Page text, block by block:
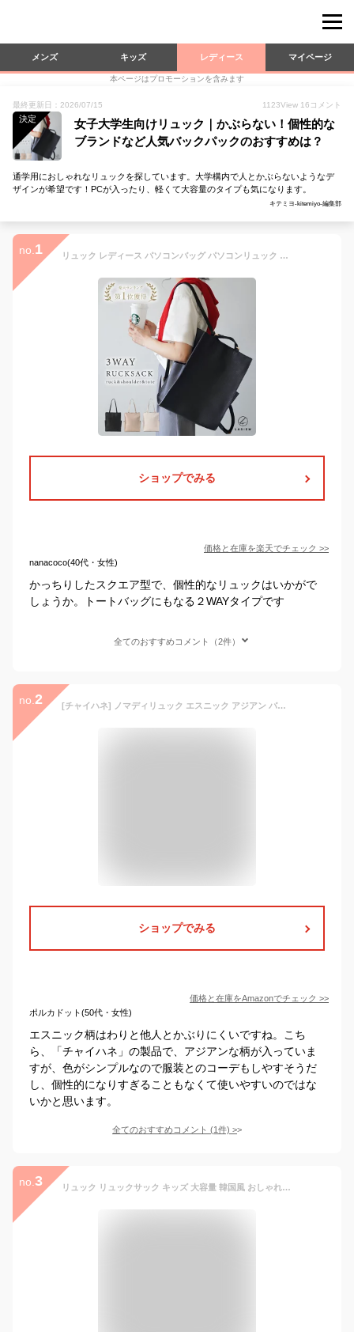
メンズ キッズ レディース マイページ
本ページはプロモーションを含みます
最終更新日：2026/07/15 1123View 16 コメント
決定
女子大学生向けリュック｜かぶらない！個性的な
ブランドなど人気バックパックのおすすめは？
通学用におしゃれなリュックを探しています。大学構内で人とかぶらないようなデ
ザインが希望です！PCが入ったり、軽くて大容量のタイプも気になります。
キテミヨ-kitemiyo-編集部
no. 1 リュック レディース パソコンバッグ パソコンリュック pcバッグ pcリュック パソコン 2way ノートpc ノートパソコン 収納 持ち運び 通勤 ビジネスリュック トートバッグ トートリュック 女性 肩掛け きれいめ シンプル 縦型 おしゃれ
ショップでみる
価格と在庫を楽天でチェック >>
nanacoco(40代・女性)
かっちりしたスクエア型で、個性的なリュックはいかがで
しょうか。トートバッグにもなる２WAYタイプです
全てのおすすめコメント（2件）
no. 2 [チャイハネ] ノマディリュック エスニック アジアン バッグ IRTP2104 TURQUOISE
ショップでみる
価格と在庫をAmazonでチェック >>
ポルカドット(50代・女性)
エスニック柄はわりと他人とかぶりにくいですね。こち
ら、「チャイハネ」の製品で、アジアンな柄が入っていま
すが、色がシンプルなので服装とのコーデもしやすそうだ
し、個性的になりすぎることもなくて使いやすいのではな
いかと思います。
全てのおすすめコメント (1件) >
no. 3 リュック リュックサック キッズ 大容量 韓国風 おしゃれ バックパック キッズリュック スクールリュック 女の子 レディース 星 ほし 背中ポケット a4 パソコン 通学 学生 撥水 修学旅行 アウトドア 高校生 中学生 小学生 軽量 かわいい